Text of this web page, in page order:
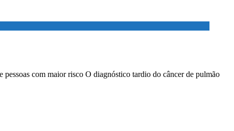
com maior risco O diagnóstico tardio do câncer de pulmão